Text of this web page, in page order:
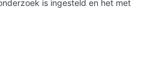
is ingesteld en het met